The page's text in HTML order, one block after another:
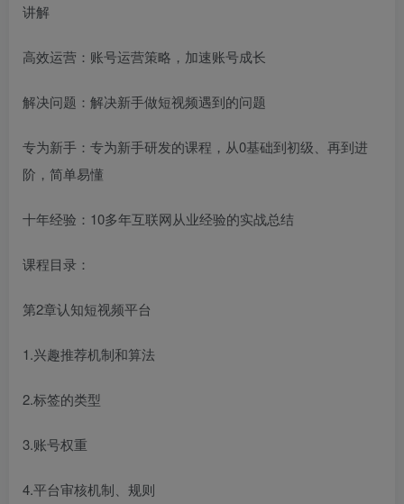
讲解
高效运营：账号运营策略，加速账号成长
解决问题：解决新手做短视频遇到的问题
专为新手：专为新手研发的课程，从0基础到初级、再到进
阶，简单易懂
十年经验：10多年互联网从业经验的实战总结
课程目录：
第2章认知短视频平台
1.兴趣推荐机制和算法
2.标签的类型
3.账号权重
4.平台审核机制、规则